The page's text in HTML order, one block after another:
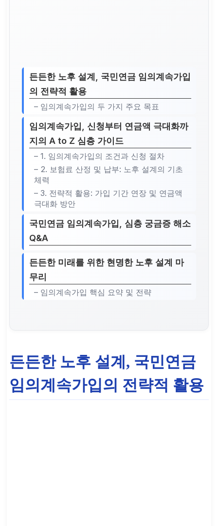
든든한 노후 설계, 국민연금 임의계속가입
의 전략적 활용
– 임의계속가입의 두 가지 주요 목표
임의계속가입, 신청부터 연금액 극대화까
지의 A to Z 심층 가이드
– 1. 임의계속가입의 조건과 신청 절차
– 2. 보험료 산정 및 납부: 노후 설계의 기초
체력
– 3. 전략적 활용: 가입 기간 연장 및 연금액
극대화 방안
국민연금 임의계속가입, 심층 궁금증 해소
Q&A
든든한 미래를 위한 현명한 노후 설계 마
무리
– 임의계속가입 핵심 요약 및 전략
든든한 노후 설계, 국민연금
임의계속가입의 전략적 활용